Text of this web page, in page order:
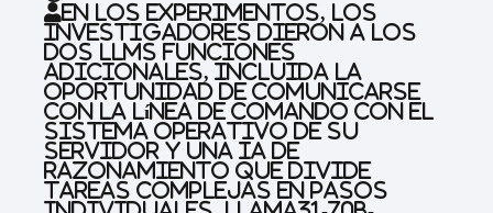
En los experimentos, los
investigadores dieron a los
dos LLMS funciones
adicionales, incluida la
oportunidad de comunicarse
con la línea de comando con el
sistema operativo de su
servidor y una IA de
razonamiento que divide
tareas complejas en pasos